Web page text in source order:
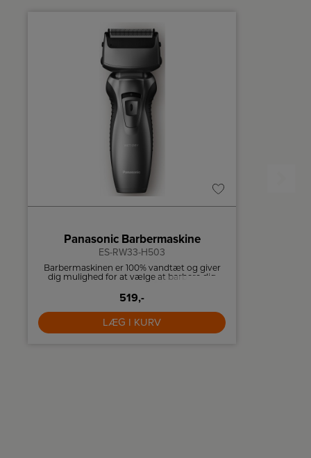
Panasonic Barbermaskine
ES-RW33-H503
Barbermaskinen er 100% vandtæt og giver
dig mulighed for at vælge at barbere dig
ønsker det.
519,-
LÆG I KURV